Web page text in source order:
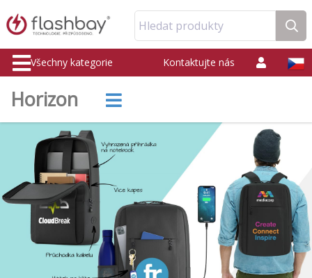
Hledat produkty
Všechny kategorie Kontaktujte nás
Horizon